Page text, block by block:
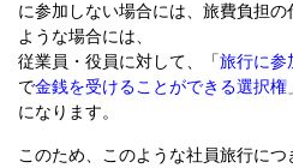
に参加しない場合には、旅費負担の
ような場合には、
従業員・役員に対して、「旅行に参
で金銭を受けることができる選択権
になります。
このため、このような社員旅行につ